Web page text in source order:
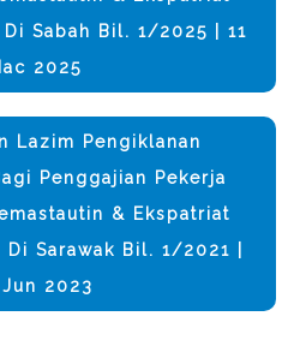
Di Sabah Bil. 1/2025 | 11
2025
Lazim Pengiklanan
Penggajian Pekerja
& Ekspatriat
Di Sarawak Bil. 1/2021 |
Jun 2023